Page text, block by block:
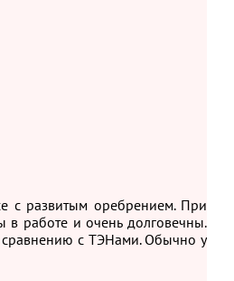
с развитым оребрением. При
в работе и очень долговечны.
сравнению с ТЭНами. Обычно у